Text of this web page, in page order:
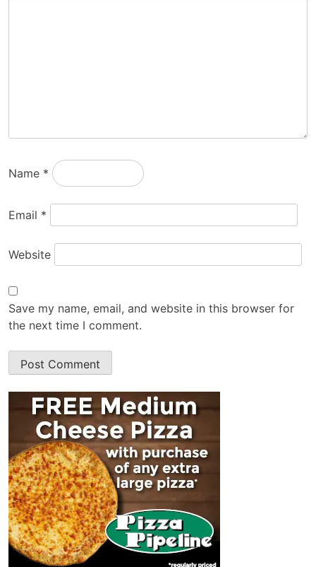
Name *
Email *
Website
Save my name, email, and website in this browser for
the next time I comment.